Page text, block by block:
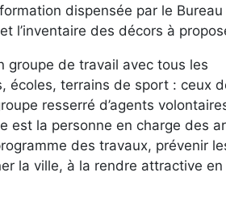
dispensée par le Bureau
l’inventaire des décors à
groupe de travail avec tous les
écoles, terrains de sport : ceux
resserré d’agents
est la personne en charge des
des travaux, prévenir
la ville, à la rendre attractive en